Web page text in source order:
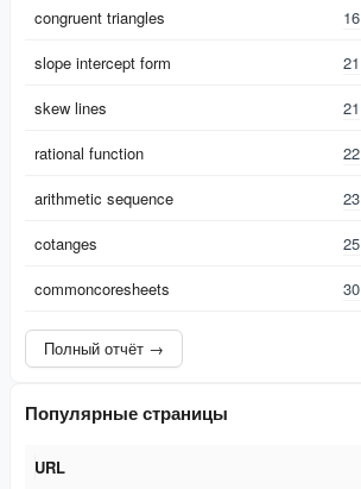
congruent triangles
16
slope intercept form
21
skew lines
21
rational function
22
arithmetic sequence
23
cotanges
25
commoncoresheets
30
Полный отчёт →
Популярные страницы
URL